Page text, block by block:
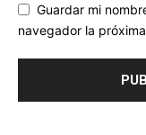
Guardar mi
navegador la